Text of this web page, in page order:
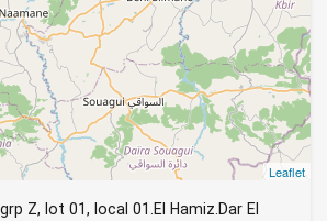
Leaflet
Z, lot 01, local 01.El Hamiz.Dar El